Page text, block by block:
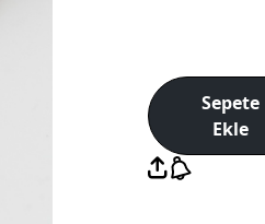
Sepete
Ekle